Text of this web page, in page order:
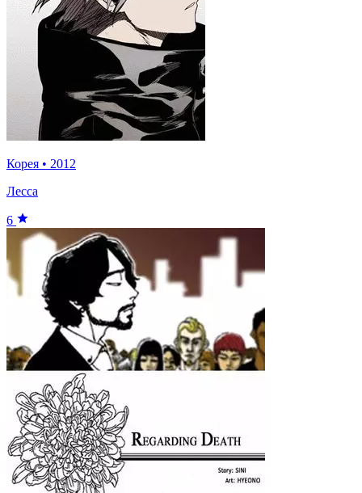
Корея • 2012
Лесса
6